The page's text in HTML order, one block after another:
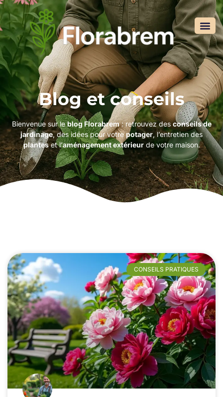
Blog et conseils
Bienvenue sur leblog Florabrem: retrouvez desconseils de
jardinage, des idées pour votrepotager, l’entretien des
planteset l’aménagement extérieurde votre maison.
CONSEILS PRATIQUES